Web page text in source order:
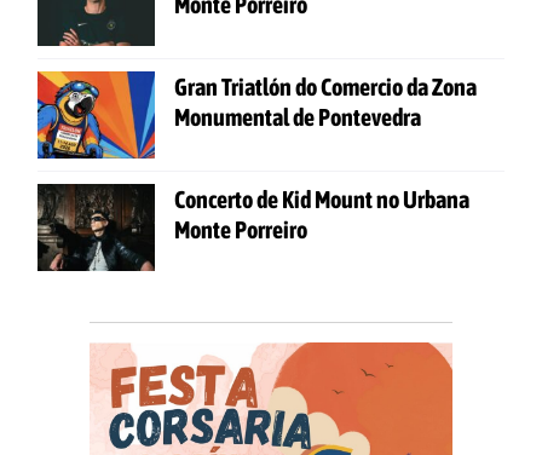
Gran Triatlón do Comercio da Zona
Monumental de Pontevedra
Concerto de Kid Mount no Urbana
Monte Porreiro